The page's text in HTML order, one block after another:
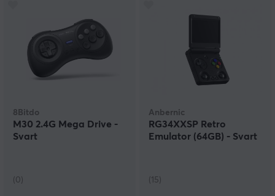
8Bitdo
M30 2.4G Mega Drive -
Svart
(0)
Anbernic
RG34XXSP Retro
Emulator (64GB) - Svart
(15)